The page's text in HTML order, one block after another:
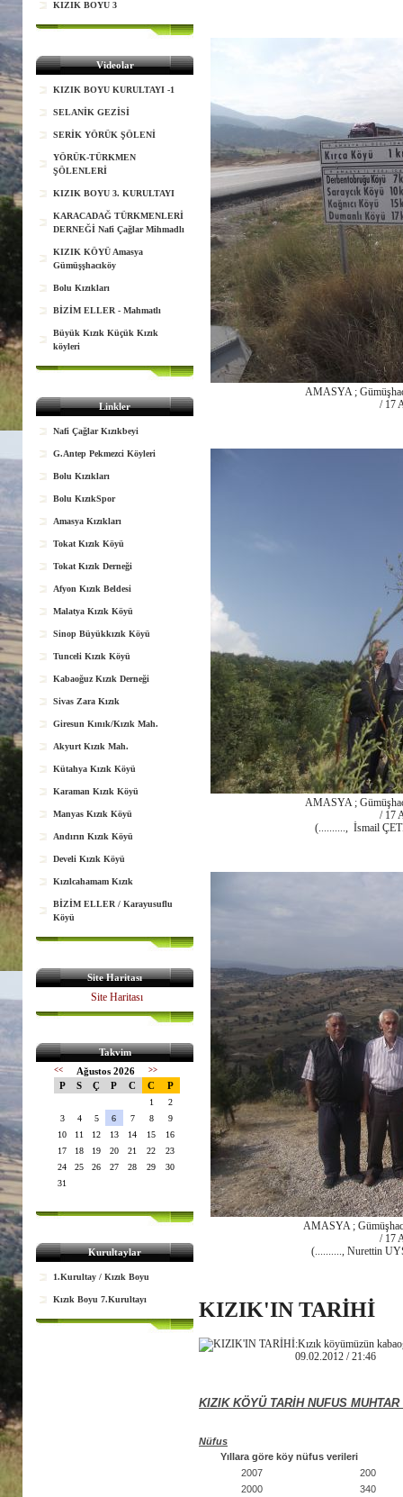
KIZIK BOYU 3
Videolar
KIZIK BOYU KURULTAYI -1
SELANİK GEZİSİ
SERİK YÖRÜK ŞÖLENİ
YÖRÜK-TÜRKMEN
ŞÖLENLERİ
KIZIK BOYU 3. KURULTAYI
KARACADAĞ TÜRKMENLERİ
DERNEĞİ Nafi Çağlar Mihmadlı
KIZIK KÖYÜ Amasya
Gümüşşhacıköy
Bolu Kızıkları
BİZİM ELLER - Mahmatlı
Büyük Kızık Küçük Kızık
köyleri
Linkler
Nafi Çağlar Kızıkbeyi
G.Antep Pekmezci Köyleri
Bolu Kızıkları
Bolu KızıkSpor
Amasya Kızıkları
Tokat Kızık Köyü
Tokat Kızık Derneği
Afyon Kızık Beldesi
Malatya Kızık Köyü
Sinop Büyükkızık Köyü
Tunceli Kızık Köyü
Kabaoğuz Kızık Derneği
Sivas Zara Kızık
Giresun Kınık/Kızık Mah.
Akyurt Kızık Mah.
Kütahya Kızık Köyü
Karaman Kızık Köyü
Manyas Kızık Köyü
Andırın Kızık Köyü
Develi Kızık Köyü
Kızılcahamam Kızık
BİZİM ELLER / Karayusuflu
Köyü
Site Haritası
Site Haritası
Takvim
<< Ağustos 2026 >>
P S Ç P C C P
1
2
3
4 5 6 7 8
9
10
11 12 13 14 15
16
17
18 19 20 21 22
23
24
25 26 27 28 29
30
31
Kurultaylar
1.Kurultay / Kızık Boyu
Kızık Boyu 7.Kurultayı
AMASYA ;
/ 17
AMASYA ;
/ 17
(.........., İsmail
AMASYA ;
/ 17
(.........., Nurettin
KIZIK'IN TARİHİ
:Kızık köyümüzün
09.02.2012 / 21:46
KIZIK KÖYÜ TARİH NUFUS
Nüfus
Yıllara göre köy nüfus verileri
2007
200
2000
340